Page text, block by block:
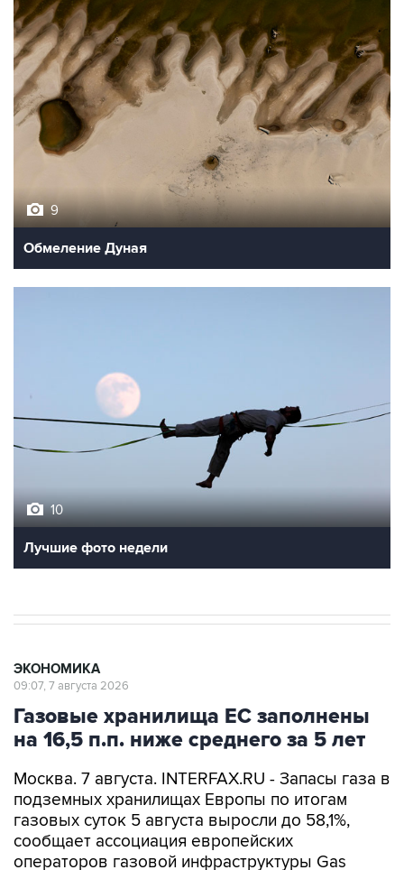
Обмеление Дуная
Лучшие фото недели
Газовые хранилища ЕС заполнены
на 16,5 п.п. ниже среднего за 5 лет
Москва. 7 августа. INTERFAX.RU - Запасы газа в
газовых суток 5 августа выросли до 58,1%,
сообщает ассоциация европейских
операторов газовой инфраструктуры Gas
Infrastructure Europe (GIE).